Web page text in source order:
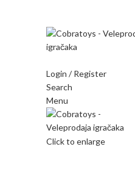
Login / Register
Search
Menu
Click to enlarge